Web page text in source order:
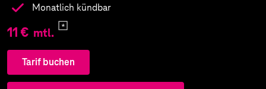
Monatlich kündbar
11 € mtl.
Tarif buchen